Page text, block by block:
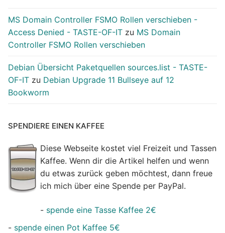
MS Domain Controller FSMO Rollen verschieben -
Access Denied - TASTE-OF-IT zu MS Domain
Controller FSMO Rollen verschieben
Debian Übersicht Paketquellen sources.list - TASTE-
OF-IT zu Debian Upgrade 11 Bullseye auf 12
Bookworm
SPENDIERE EINEN KAFFEE
Diese Webseite kostet viel Freizeit und Tassen
Kaffee. Wenn dir die Artikel helfen und wenn
du etwas zurück geben möchtest, dann freue
ich mich über eine Spende per PayPal.
- spende eine Tasse Kaffee 2€
- spende einen Pot Kaffee 5€